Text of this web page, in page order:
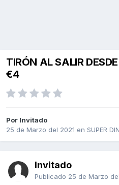
TIRÓN AL SALIR
€4
Por Invitado
25 de Marzo del 2021 en SUPER
Invitado
Publicado 25 de Marzo